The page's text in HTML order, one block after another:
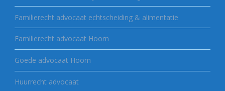
Familierecht advocaat echtscheiding & alimentatie
Familierecht advocaat Hoorn
Goede advocaat Hoorn
Huurrecht advocaat